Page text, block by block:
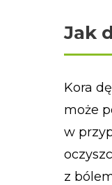
Jak
Kora
może
w
z